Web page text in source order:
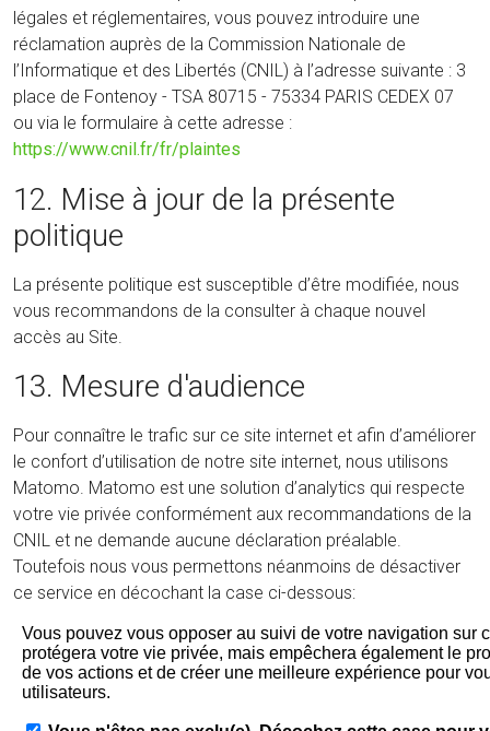
légales et réglementaires, vous pouvez introduire une
réclamation auprès de la Commission Nationale de
l’Informatique et des Libertés (CNIL) à l’adresse suivante : 3
place de Fontenoy - TSA 80715 - 75334 PARIS CEDEX 07
ou via le formulaire à cette adresse :
https://www.cnil.fr/fr/plaintes
12. Mise à jour de la présente
politique
La présente politique est susceptible d’être modifiée, nous
vous recommandons de la consulter à chaque nouvel
accès au Site.
13. Mesure d'audience
Pour connaître le trafic sur ce site internet et afin d’améliorer
le confort d’utilisation de notre site internet, nous utilisons
Matomo. Matomo est une solution d’analytics qui respecte
votre vie privée conformément aux recommandations de la
CNIL et ne demande aucune déclaration préalable.
Toutefois nous vous permettons néanmoins de désactiver
ce service en décochant la case ci-dessous: